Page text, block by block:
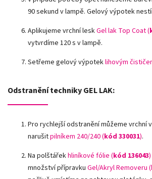
90 sekund v lampě. Gelový výpotek
Aplikujeme vrchní leskGel lak Top Coat (
vytvrdíme 120 s v lampě.
Setřeme gelový výpoteklihovým
Odstranění techniky GEL LAK:
Pro rychlejší odstranění můžeme vrchní
narušitpilníkem 240/240 (kód 330031).
Na polštářekhliníkové fólie (kód 136043)
množství přípravku Gel/Akryl Removeru (